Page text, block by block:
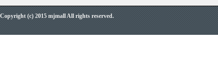
Copyright (c) 2015 mjmall All rights reserved.